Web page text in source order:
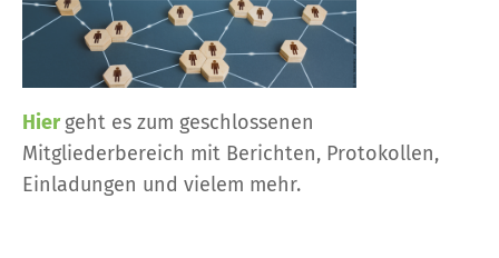
Hier geht es zum geschlossenen
Mitgliederbereich mit Berichten, Protokollen,
Einladungen und vielem mehr.